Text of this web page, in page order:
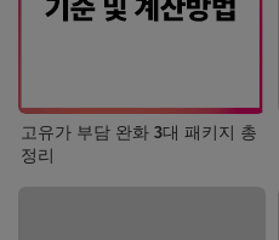
고유가 부담 완화 3대 패키지 총
정리